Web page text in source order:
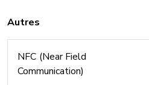
Autres
NFC (Near Field
Communication)